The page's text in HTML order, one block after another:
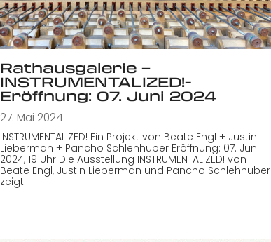
Rathausgalerie –
INSTRUMENTALIZED!-
Eröffnung: 07. Juni 2024
27. Mai 2024
INSTRUMENTALIZED! Ein Projekt von Beate Engl + Justin
Lieberman + Pancho Schlehhuber Eröffnung: 07. Juni
2024, 19 Uhr Die Ausstellung INSTRUMENTALIZED! von
Beate Engl, Justin Lieberman und Pancho Schlehhuber
zeigt…